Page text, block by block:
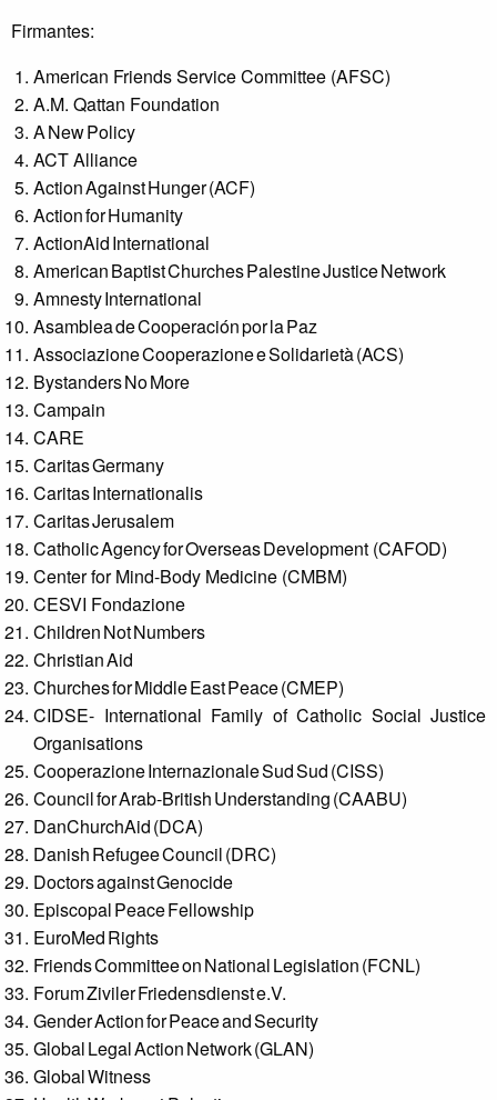
Firmantes:
American Friends Service Committee (AFSC)
A.M. Qattan Foundation
A New Policy
ACT Alliance
Action Against Hunger (ACF)
Action for Humanity
ActionAid International
American Baptist Churches Palestine Justice Network
Amnesty International
Asamblea de Cooperación por la Paz
Associazione Cooperazione e Solidarietà (ACS)
Bystanders No More
Campain
CARE
Caritas Germany
Caritas Internationalis
Caritas Jerusalem
Catholic Agency for Overseas Development (CAFOD)
Center for Mind-Body Medicine (CMBM)
CESVI Fondazione
Children Not Numbers
Christian Aid
Churches for Middle East Peace (CMEP)
CIDSE- International Family of Catholic Social Justice
Organisations
Cooperazione Internazionale Sud Sud (CISS)
Council for Arab-British Understanding (CAABU)
DanChurchAid (DCA)
Danish Refugee Council (DRC)
Doctors against Genocide
Episcopal Peace Fellowship
EuroMed Rights
Friends Committee on National Legislation (FCNL)
Forum Ziviler Friedensdienst e.V.
Gender Action for Peace and Security
Global Legal Action Network (GLAN)
Global Witness